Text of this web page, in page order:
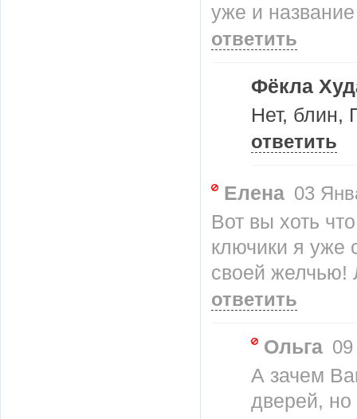
уже и
ответить
Фёкла
Нет, блин,
ответить
Елена 03
Вот вы хоть
ключики я уже
своей желчью!
ответить
Ольга
А зачем
дверей, но